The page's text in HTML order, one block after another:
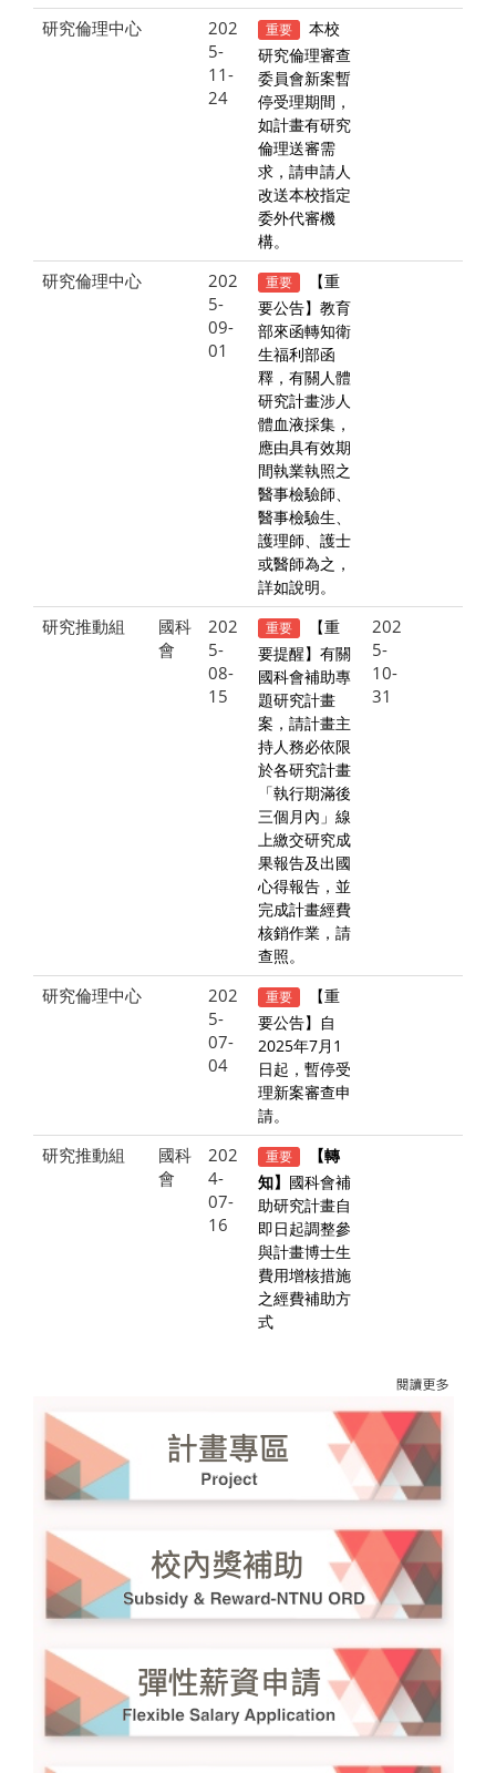
研究倫理中心
202
5-
11-
24
重要
本校
研究倫理審查
委員會新案暫
停受理期間，
如計畫有研究
倫理送審需
求，請申請人
改送本校指定
委外代審機
構。
研究倫理中心
202
5-
09-
01
重要
【重
要公告】教育
部來函轉知衛
生福利部函
釋，有關人體
研究計畫涉人
體血液採集，
應由具有效期
間執業執照之
醫事檢驗師、
醫事檢驗生、
護理師、護士
或醫師為之，
詳如說明。
研究推動組
國科
會
202
5-
08-
15
重要
【重
要提醒】有關
國科會補助專
題研究計畫
案，請計畫主
持人務必依限
於各研究計畫
「執行期滿後
三個月內」線
上繳交研究成
果報告及出國
心得報告，並
完成計畫經費
核銷作業，請
查照。
202
5-
10-
31
研究倫理中心
202
5-
07-
04
重要
【重
要公告】自
2025年7月1
日起，暫停受
理新案審查申
請。
研究推動組
國科
會
202
4-
07-
16
重要
【轉
知】 國科會補
助研究計畫自
即日起調整參
與計畫博士生
費用增核措施
之經費補助方
式
更多→